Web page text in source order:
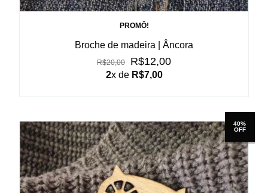
PROMÔ!
Broche de madeira | Âncora
R$20,00 R$12,00
2x de R$7,00
40%
OFF